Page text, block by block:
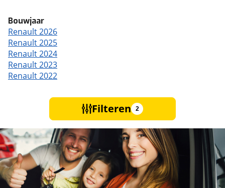
Bouwjaar
Renault 2026
Renault 2025
Renault 2024
Renault 2023
Renault 2022
Filteren 2